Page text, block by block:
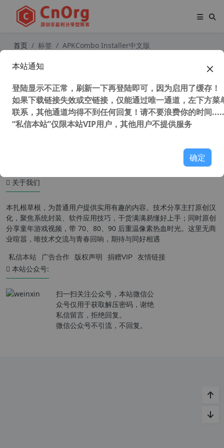
首页 标签 APKCombo Installer中文版
米miui系统无法安装未收录APP的问
题
关于我们
本扎根草根，为普通用户提供实用有趣的内容。技术分享主打原创汉
化，聚焦系统封装、软件应用技巧，干货满满易懂好上手；同时原创
分享童年游戏视频，带 70、80、90 后重温像素热血时光。这里无商
业喧嚣，唯技术交流与青春回响，期待与同好相遇
私信本站 广告合作 版权声明 捐赠VIP 友情链接
本站公众号:
扫一扫关注公众号，本站微信公
众号仅用于获取解压密码，谢绝
私信留言，拒绝回复。
微信公众号不引流，不回复。
本站通知
登陆显示不正常，刷新一下再登陆即可，因为启用了缓存！
如果下载链接失效或空链接，仅能通过唯一通道，左下方菜
联系，其他通道均得不到任何回复！请不要浪费你的时间
“私信本站”仅限本站VIP用户，其他用户不提供服务
确定